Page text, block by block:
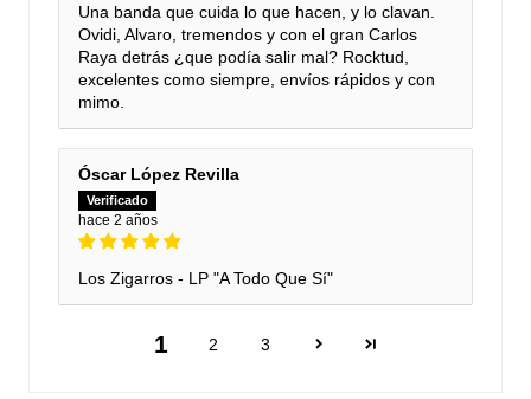
Una banda que cuida lo que hacen, y lo clavan.
Ovidi, Alvaro, tremendos y con el gran Carlos
Raya detrás ¿que podía salir mal? Rocktud,
excelentes como siempre, envíos rápidos y con
mimo.
Óscar López Revilla
hace 2 años
Los Zigarros - LP "A Todo Que Sí"
1 2 3